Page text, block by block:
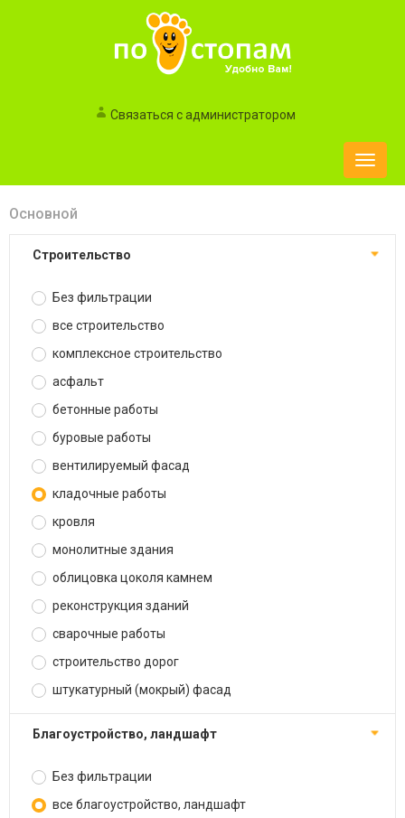
Связаться с администратором
Toggle
Основной
строительство
Без фильтрации
все строительство
комплексное строительство
асфальт
бетонные работы
буровые работы
вентилируемый фасад
кладочные работы
кровля
монолитные здания
облицовка цоколя камнем
реконструкция зданий
сварочные работы
строительство дорог
штукатурный (мокрый) фасад
благоустройство, ландшафт
Без фильтрации
все благоустройство, ландшафт